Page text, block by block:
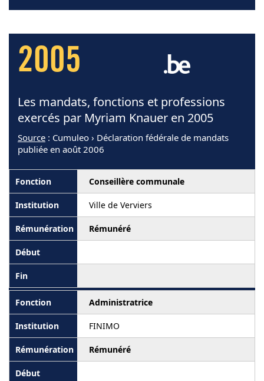
2005
Les mandats, fonctions et professions
exercés par Myriam Knauer en 2005
Source : Cumuleo › Déclaration fédérale de mandats
publiée en août 2006
Conseillère communale
Ville de Verviers
Rémunéré
Administratrice
FINIMO
Rémunéré